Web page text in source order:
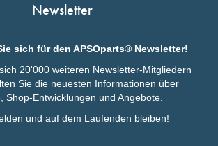
Newsletter
sich für den APSOparts® Newsletter!
20'000 weiteren Newsletter-Mitgliedern
Sie die neuesten Informationen über
Shop-Entwicklungen und Angebote.
und auf dem Laufenden bleiben!